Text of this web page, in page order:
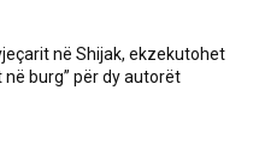
në Shijak, ekzekutohet
në burg” për dy autorët